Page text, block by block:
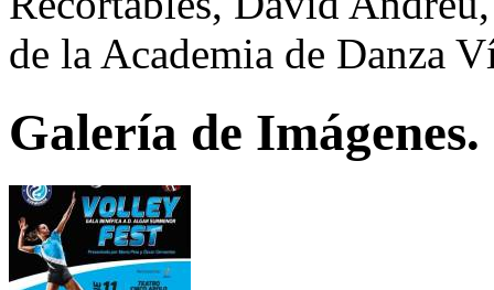
de la Academia de Danza
Galería de Imágenes.